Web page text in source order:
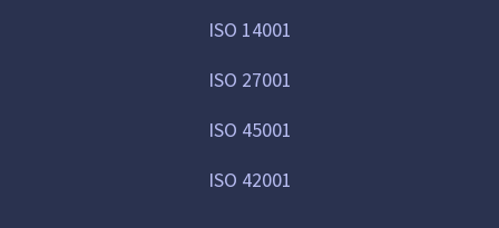
ISO 14001
ISO 27001
ISO 45001
ISO 42001